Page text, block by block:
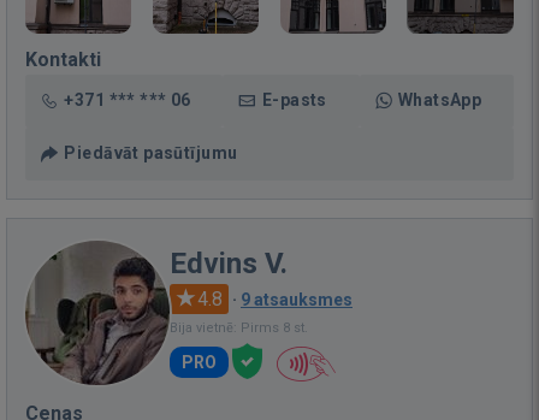
Kontakti
+371 *** *** 06 E-pasts WhatsApp
Piedāvāt pasūtījumu
Edvins V.
4.8 · 9 atsauksmes
Bija vietnē: Pirms 8 st.
PRO
Cenas